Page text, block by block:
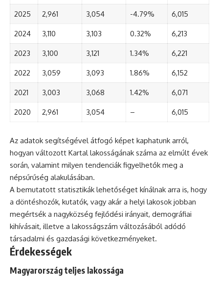
2025 2,961 3,054 -4.79% 6,015
2024 3,110 3,103 0.32% 6,213
2023 3,100 3,121 1.34% 6,221
2022 3,059 3,093 1.86% 6,152
2021 3,003 3,068 1.42% 6,071
2020 2,961 3,054 – 6,015
Az adatok segítségével átfogó képet kaphatunk arról,
hogyan változott Kartal lakosságának száma az elmúlt évek
során, valamint milyen tendenciák figyelhetők meg a
népsűrűség alakulásában.
A bemutatott statisztikák lehetőséget kínálnak arra is, hogy
a döntéshozók, kutatók, vagy akár a helyi lakosok jobban
megértsék a nagyközség fejlődési irányait, demográfiai
kihívásait, illetve a lakosságszám változásából adódó
társadalmi és gazdasági következményeket.
Érdekességek
Magyarország teljes lakossága